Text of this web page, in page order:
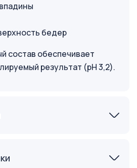
бедер
состав обеспечивает
результат (pH 3,2).